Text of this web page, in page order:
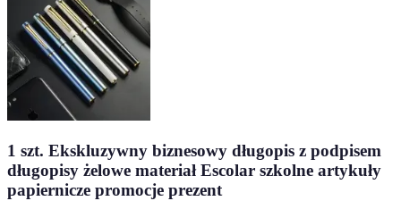
1 szt. Ekskluzywny biznesowy długopis z podpisem
długopisy żelowe materiał Escolar szkolne artykuły
papiernicze promocje prezent